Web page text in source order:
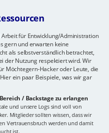
für Entwicklung/Administration
gern und erwarten keine
als selbstverständlich betrachtet,
der Nutzung respektiert wird. Wir
Möchtegern-Hacker oder Leute, die
ein paar Beispiele, was wir gar
/ Backstage zu erlangen
und unsere Logs sind voll von
Mitglieder sollten wissen, dass wir
Vertrauensbruch werden und damit
ist.